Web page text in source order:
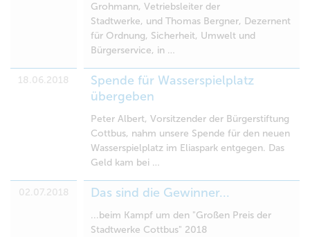
Grohmann, Vetriebsleiter der
Stadtwerke, und Thomas Bergner, Dezernent
für Ordnung, Sicherheit, Umwelt und
Bürgerservice, in …
18.06.2018
Spende für Wasserspielplatz
übergeben
Peter Albert, Vorsitzender der Bürgerstiftung
Cottbus, nahm unsere Spende für den neuen
Wasserspielplatz im Eliaspark entgegen. Das
Geld kam bei …
02.07.2018 Das sind die Gewinner...
...beim Kampf um den "Großen Preis der
Stadtwerke Cottbus" 2018